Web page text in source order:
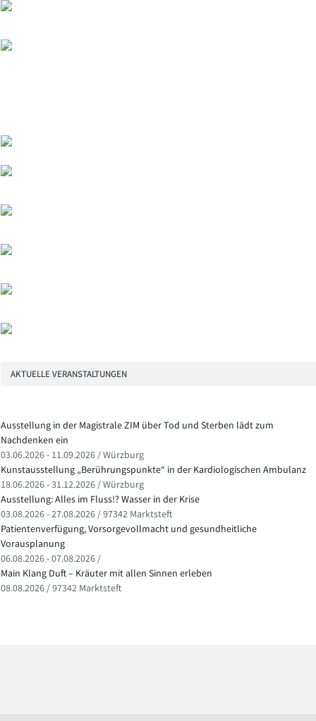
AKTUELLE VERANSTALTUNGEN
Ausstellung in der Magistrale ZIM über Tod und Sterben lädt zum
Nachdenken ein
03.06.2026 - 11.09.2026 / Würzburg
Kunstausstellung „Berührungspunkte“ in der Kardiologischen Ambulanz
18.06.2026 - 31.12.2026 / Würzburg
Ausstellung: Alles im Fluss!? Wasser in der Krise
03.08.2026 - 27.08.2026 / 97342 Marktsteft
Patientenverfügung, Vorsorgevollmacht und gesundheitliche
Vorausplanung
06.08.2026 - 07.08.2026 /
Main Klang Duft – Kräuter mit allen Sinnen erleben
08.08.2026 / 97342 Marktsteft